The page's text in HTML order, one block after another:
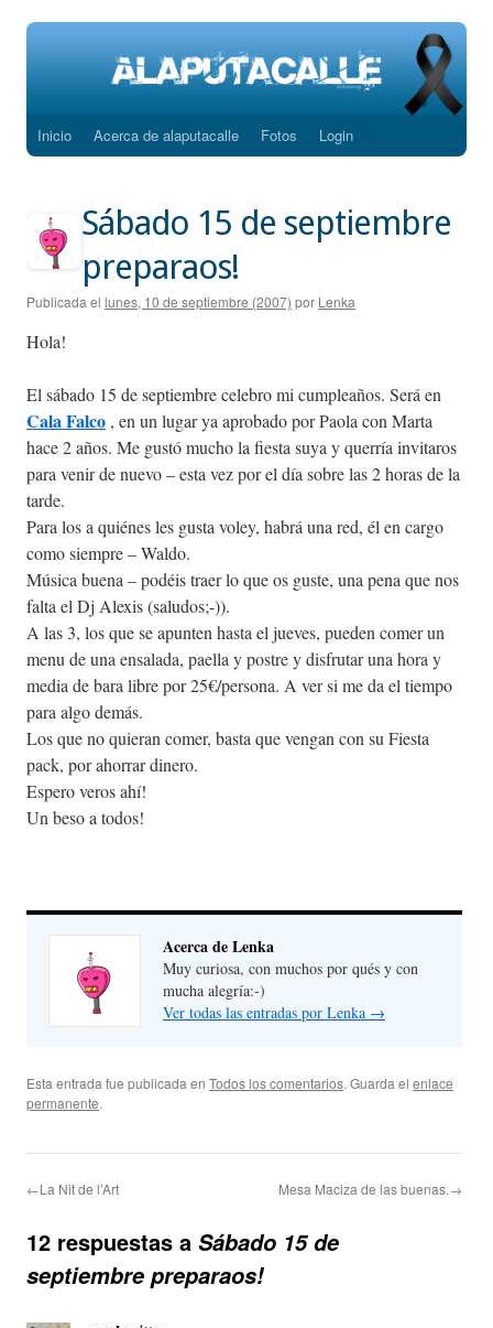
Saltar
contenido
Inicio Acerca de alaputacalle Fotos Login
Sábado 15 de septiembre
preparaos!
Publicada el lunes, 10 de septiembre (2007) por Lenka
Hola!
El sábado 15 de septiembre celebro mi cumpleaños. Será en
Cala Falco , en un lugar ya aprobado por Paola con Marta
hace 2 años. Me gustó mucho la fiesta suya y querría invitaros
para venir de nuevo – esta vez por el día sobre las 2 horas de la
tarde.
Para los a quiénes les gusta voley, habrá una red, él en cargo
como siempre – Waldo.
Música buena – podéis traer lo que os guste, una pena que nos
falta el Dj Alexis (saludos;-)).
A las 3, los que se apunten hasta el jueves, pueden comer un
menu de una ensalada, paella y postre y disfrutar una hora y
media de bara libre por 25€/persona. A ver si me da el tiempo
para algo demás.
Los que no quieran comer, basta que vengan con su Fiesta
pack, por ahorrar dinero.
Espero veros ahí!
Un beso a todos!
Acerca de Lenka
Muy curiosa, con muchos por qués y con
mucha alegría:-)
Ver todas las entradas por Lenka →
Esta entrada fue publicada en Todos los comentarios. Guarda el enlace
permanente.
←La Nit de l’Art Mesa Maciza de las buenas.→
12 respuestas a Sábado 15 de
septiembre preparaos!